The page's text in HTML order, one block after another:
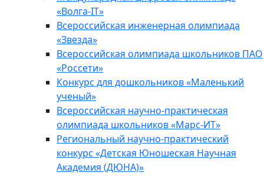
«Волга-IT»
Всероссийская инженерная олимпиада
«Звезда»
Всероссийская олимпиада школьников ПАО
«Россети»
Конкурс для дошкольников «Маленький
ученый»
Всероссийская научно-практическая
олимпиада школьников «Марс-ИТ»
Региональный научно-практический
конкурс «Детская Юношеская Научная
Академия (ДЮНА)»